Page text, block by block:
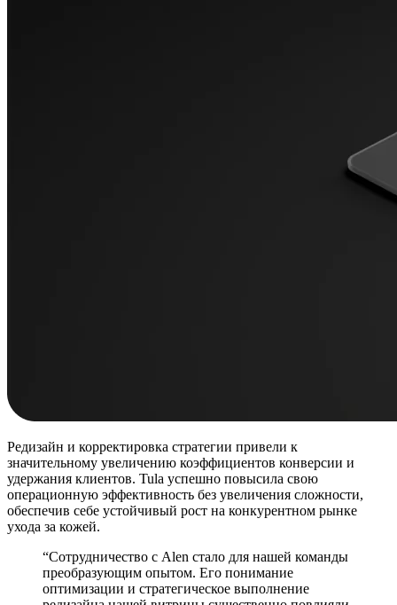
Редизайн и корректировка стратегии привели к
значительному увеличению коэффициентов конверсии и
удержания клиентов. Tula успешно повысила свою
операционную эффективность без увеличения сложности,
обеспечив себе устойчивый рост на конкурентном рынке
ухода за кожей.
“Сотрудничество с Alen стало для нашей команды
преобразующим опытом. Его понимание
оптимизации и стратегическое выполнение